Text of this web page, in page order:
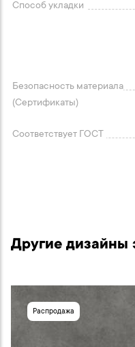
Способ укладки
Безопасность материала
(Сертификаты)
Соответствует ГОСТ
Другие дизайны
Распродажа